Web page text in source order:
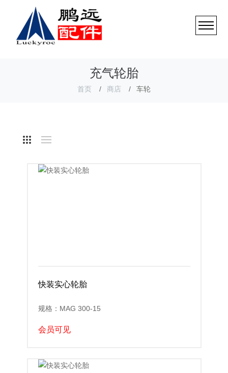
充气轮胎
首页 商店 车轮
快装实心轮胎
规格：MAG 300-15
会员可见